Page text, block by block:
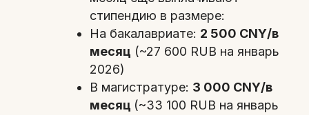
стипендию в размере:
На бакалавриате: 2 500 CNY/в
месяц (~27 600 RUB на январь
2026)
В магистратуре: 3 000 CNY/в
месяц (~33 100 RUB на январь